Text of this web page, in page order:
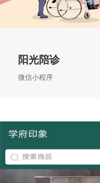
阳光陪诊
微信小程序